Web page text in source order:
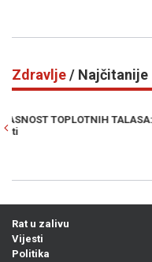
Zdravlje/ Najčitanije
IMATE GA U KUHINJI: Ova
Alzheimerove bolesti
Rat u zalivu
Vijesti
Politika